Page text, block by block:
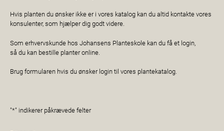
Hvis planten du ønsker ikke er i vores katalog kan du altid kontakte vores
konsulenter, som hjælper dig godt videre.
Som erhvervskunde hos Johansens Planteskole kan du få et login,
så du kan bestille planter online.
Brug formularen hvis du ønsker login til vores plantekatalog.
"*" indikerer påkrævede felter